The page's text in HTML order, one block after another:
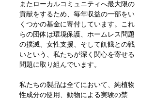
またローカルコミュニティへ最大限の
貢献をするため、毎年収益の一部をい
くつかの基金に寄付しています。これ
らの団体は環境保護、ホームレス問題
の撲滅、女性支援、そして飢餓との戦
いという、私たちが深く関心を寄せる
問題に取り組んでいます。
私たちの製品は全てにおいて、純植物
性成分の使用、動物による実験の禁